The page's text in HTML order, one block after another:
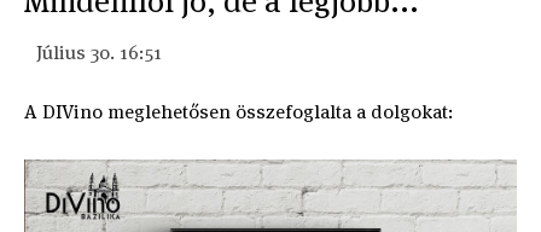
Július 30. 16:51
A DIVino meglehetősen összefoglalta a dolgokat: